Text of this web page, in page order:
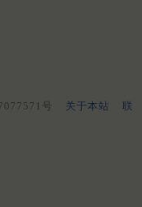
号 关于本站
联